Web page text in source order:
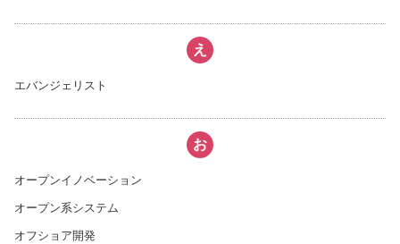
え
エバンジェリスト
お
オープンイノベーション
オープン系システム
オフショア開発